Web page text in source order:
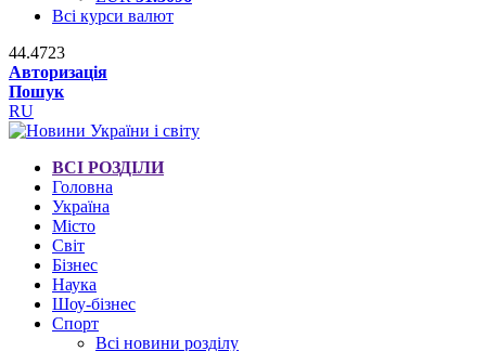
Всі курси валют
44.4723
Авторизація
Пошук
RU
ВСІ РОЗДІЛИ
Головна
Україна
Місто
Світ
Бізнес
Наука
Шоу-бізнес
Спорт
Всі новини розділу